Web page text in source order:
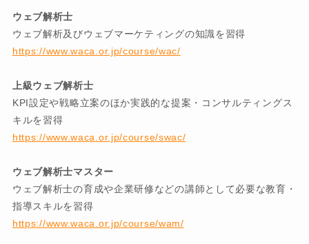
ウェブ解析士
ウェブ解析及びウェブマーケティングの知識を習得
https://www.waca.or.jp/course/wac/
上級ウェブ解析士
KPI設定や戦略立案のほか実践的な提案・コンサルティングス
キルを習得
https://www.waca.or.jp/course/swac/
ウェブ解析士マスター
ウェブ解析士の育成や企業研修などの講師として必要な教育・
指導スキルを習得
https://www.waca.or.jp/course/wam/